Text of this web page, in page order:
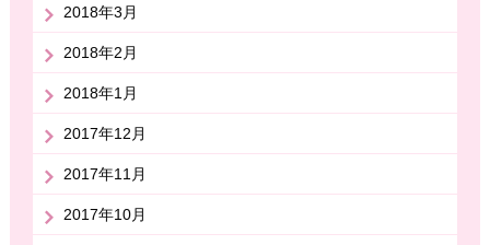
2018年3月
2018年2月
2018年1月
2017年12月
2017年11月
2017年10月